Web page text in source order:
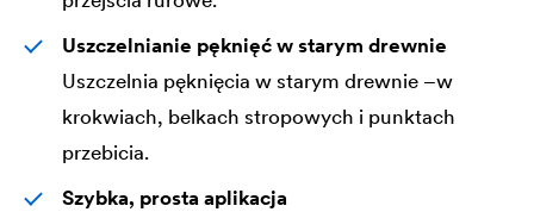
Uszczelnianie pęknięć w starym drewnie
Uszczelnia pęknięcia w starym drewnie –w
krokwiach, belkach stropowych i punktach
przebicia.
Szybka, prosta aplikacja